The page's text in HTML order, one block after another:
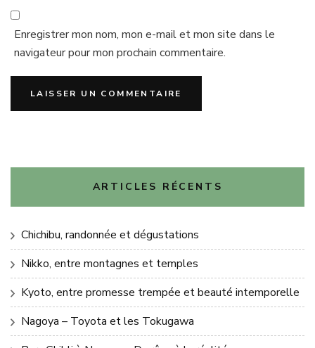
Enregistrer mon nom, mon e-mail et mon site dans le
navigateur pour mon prochain commentaire.
ARTICLES RÉCENTS
Chichibu, randonnée et dégustations
Nikko, entre montagnes et temples
Kyoto, entre promesse trempée et beauté intemporelle
Nagoya – Toyota et les Tokugawa